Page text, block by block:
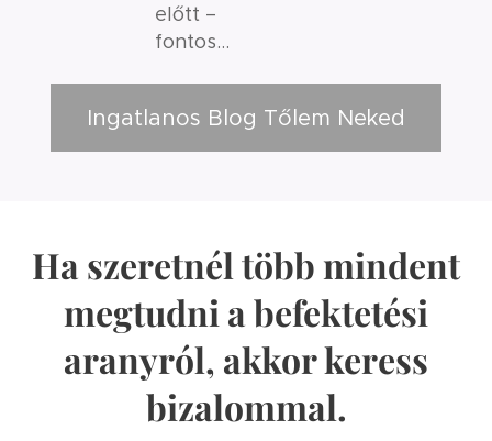
előtt –
fontos
hibák
Ingatlanos Blog Tőlem Neked
Ha szeretnél több mindent
megtudni a befektetési
aranyról, akkor keress
bizalommal.